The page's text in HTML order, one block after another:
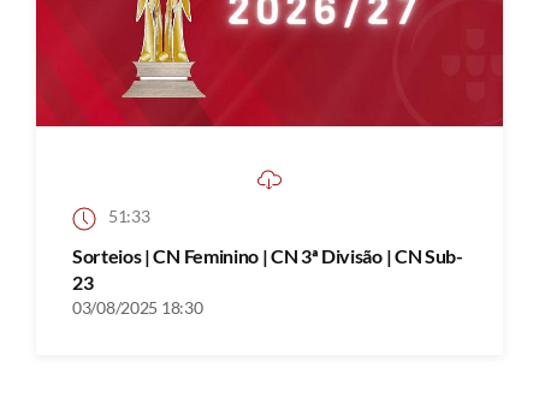
51:33
Sorteios | CN Feminino | CN 3ª Divisão | CN Sub-
23
03/08/2025 18:30